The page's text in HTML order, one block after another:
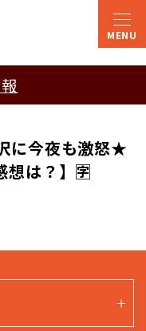
に今夜も激怒★
想は？】🈑